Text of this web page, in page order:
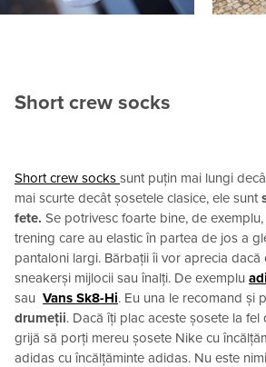
Short crew socks
Short crew socks sunt puțin mai lungi
mai scurte decât șosetele clasice, ele sunt
fete. Se potrivesc foarte bine, de
trening care au elastic în partea de jos a
pantaloni largi. Bărbații îi vor aprecia dacă
sneakerși mijlocii sau înalți. De exemplu
sau Vans Sk8-Hi. Eu una le recomand și
drumeții. Dacă îți plac aceste șosete la fel
grijă să porți mereu șosete Nike cu
adidas cu încălțăminte adidas. Nu este